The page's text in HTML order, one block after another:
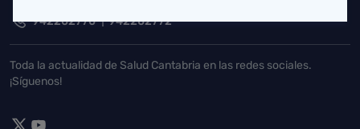
942202770 942202772
Toda la actualidad de Salud Cantabria en las redes sociales.
¡Síguenos!